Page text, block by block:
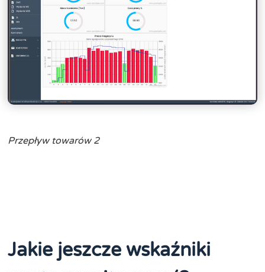
Przepływ towarów 2
Jakie jeszcze wskaźniki